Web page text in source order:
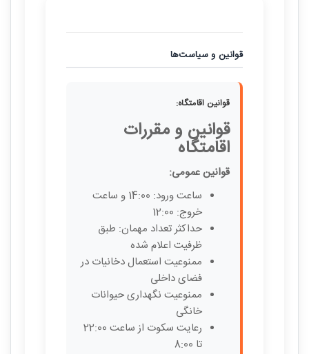
قوانین و سیاست‌ها
قوانین اقامتگاه:
قوانین و مقررات
اقامتگاه
قوانین عمومی:
ساعت ورود: 14:00 و ساعت
خروج: 12:00
حداکثر تعداد مهمان: طبق
ظرفیت اعلام شده
ممنوعیت استعمال دخانیات در
فضای داخلی
ممنوعیت نگهداری حیوانات
خانگی
رعایت سکوت از ساعت 22:00
تا 8:00